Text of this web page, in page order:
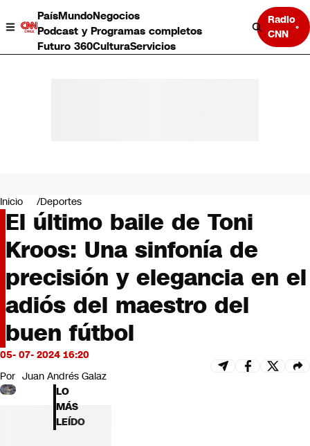
PaísMundoNegocios
Podcast y Programas completos
Futuro 360CulturaServicios
Radio
CNN
Negocios
Deportes
Programas completos
Cultura
Servicios
Bits
CNN Data
CNN tiempo
Opinión
Inicio Deportes
El último baile de Toni
Kroos: Una sinfonía de
precisión y elegancia en el
adiós del maestro del
buen fútbol
05- 07- 2024 16:20
Por Juan Andrés Galaz
LO
MÁS
LEÍDO